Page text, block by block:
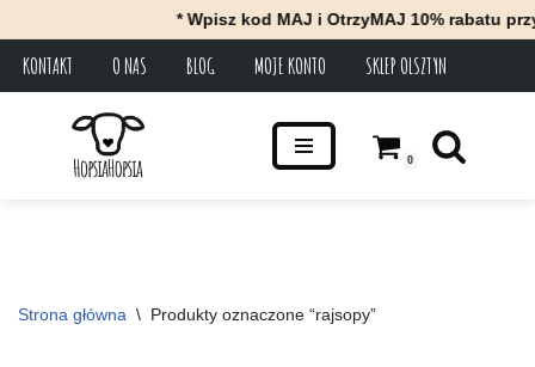
* Wpisz kod MAJ i OtrzyMAJ 10% rabatu
KONTAKT O NAS BLOG MOJE KONTO SKLEP OLSZTYN
0
Strona główna \ Produkty oznaczone “rajsopy”